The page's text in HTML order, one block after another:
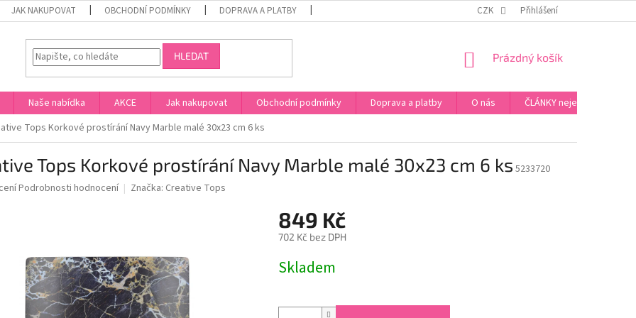
JAK NAKUPOVAT OBCHODNÍ PODMÍNKY DOPRAVA A PLATBY VZORKOVÁ PRODEJNA - PRAHA 5, JINONICE
CZK Přihlášení
HLEDAT
NÁKUPNÍ
Prázdný košík
Naše nabídka AKCE Jak nakupovat Obchodní podmínky Doprava a platby O nás
ČLÁNKY nejen o
Tops Korkové prostírání Navy Marble malé 30x23 cm 6 ks
Tops Korkové prostírání Navy Marble malé 30x23 cm 6 ks 5233720
Podrobnosti hodnocení Značka: Creative Tops
849 Kč
702 Kč bez DPH
cena:
Skladem